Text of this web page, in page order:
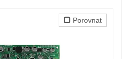
Porovnat